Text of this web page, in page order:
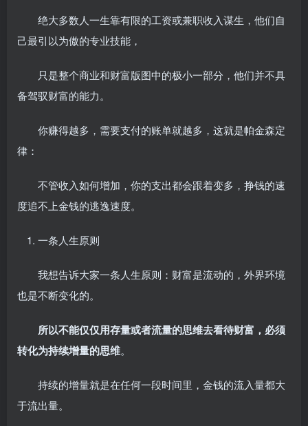
绝大多数人一生靠有限的工资或兼职收入谋生，他们自
己最引以为傲的专业技能，
只是整个商业和财富版图中的极小一部分，他们并不具
备驾驭财富的能力。
你赚得越多，需要支付的账单就越多，这就是帕金森定
律：
不管收入如何增加，你的支出都会跟着变多，挣钱的速
度追不上金钱的逃逸速度。
一条人生原则
我想告诉大家一条人生原则：财富是流动的，外界环境
也是不断变化的。
所以不能仅仅用存量或者流量的思维去看待财富，必须
转化为持续增量的思维。
持续的增量就是在任何一段时间里，金钱的流入量都大
于流出量。